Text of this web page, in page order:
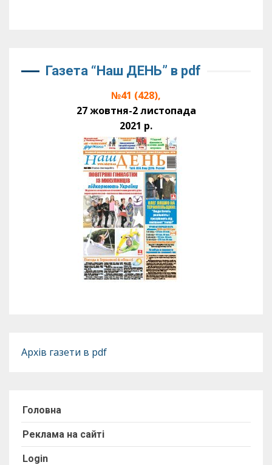
Газета “Наш ДЕНЬ” в pdf
№41 (428),
27 жовтня-2 листопада
2021 р.
Архів газети в pdf
Головна
Реклама на сайті
Login